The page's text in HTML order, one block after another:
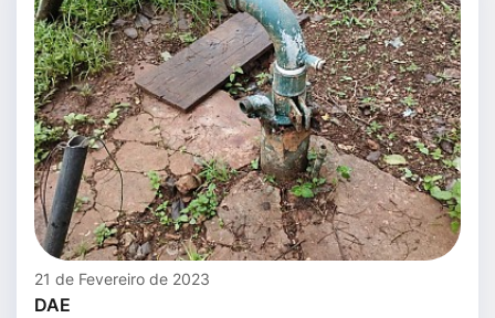
21 de Fevereiro de 2023
DAE